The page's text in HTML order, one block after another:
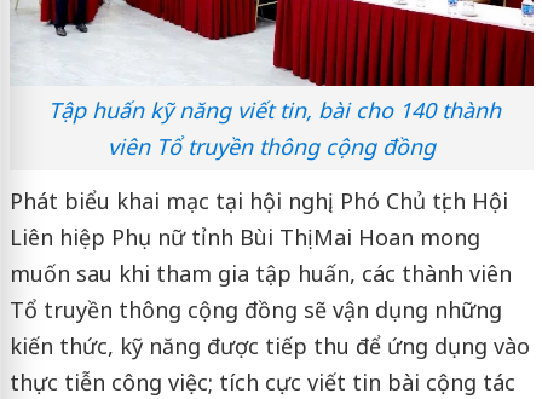
Tập huấn kỹ năng viết tin, bài cho 140 thành
viên Tổ truyền thông cộng đồng
Phát biểu khai mạc tại hội nghị, Phó Chủ tịch Hội
Liên hiệp Phụ nữ tỉnh Bùi Thị Mai Hoan mong
muốn sau khi tham gia tập huấn, các thành viên
Tổ truyền thông cộng đồng sẽ vận dụng những
kiến thức, kỹ năng được tiếp thu để ứng dụng vào
thực tiễn công việc; tích cực viết tin bài cộng tác